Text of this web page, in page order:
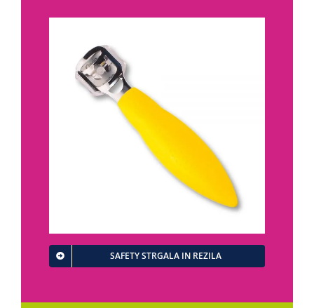
SAFETY STRGALA IN REZILA